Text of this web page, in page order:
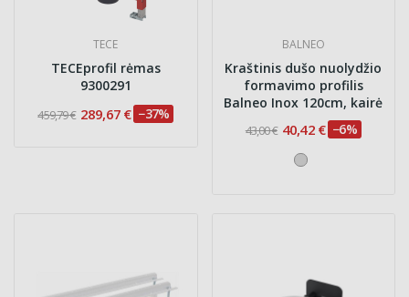
TECE
TECEprofil rėmas
9300291
459,79 € 289,67 € −37%
BALNEO
Kraštinis dušo nuolydžio
formavimo profilis
Balneo Inox 120cm, kairė
43,00 € 40,42 € −6%